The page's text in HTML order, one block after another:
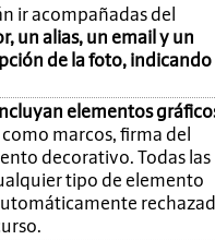
ir acompañadas del
un alias, un email y un
de la foto, indicando
elementos
como marcos, firma del
decorativo. Todas las
tipo de elemento